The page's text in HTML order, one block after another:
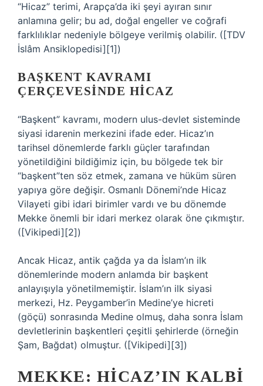
“Hicaz” terimi, Arapça’da iki şeyi ayıran sınır
anlamına gelir; bu ad, doğal engeller ve coğrafi
farklılıklar nedeniyle bölgeye verilmiş olabilir. ([TDV
İslâm Ansiklopedisi][1])
BAŞKENT KAVRAMI
ÇERÇEVESINDE HICAZ
“Başkent” kavramı, modern ulus-devlet sisteminde
siyasi idarenin merkezini ifade eder. Hicaz’ın
tarihsel dönemlerde farklı güçler tarafından
yönetildiğini bildiğimiz için, bu bölgede tek bir
“başkent”ten söz etmek, zamana ve hüküm süren
yapıya göre değişir. Osmanlı Dönemi’nde Hicaz
Vilayeti gibi idari birimler vardı ve bu dönemde
Mekke önemli bir idari merkez olarak öne çıkmıştır.
([Vikipedi][2])
Ancak Hicaz, antik çağda ya da İslam’ın ilk
dönemlerinde modern anlamda bir başkent
anlayışıyla yönetilmemiştir. İslam’ın ilk siyasi
merkezi, Hz. Peygamber’in Medine’ye hicreti
(göçü) sonrasında Medine olmuş, daha sonra İslam
devletlerinin başkentleri çeşitli şehirlerde (örneğin
Şam, Bağdat) olmuştur. ([Vikipedi][3])
MEKKE: HICAZ’IN KALBI